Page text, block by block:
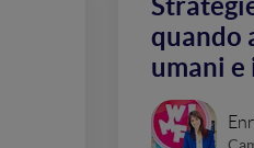
quando
umani